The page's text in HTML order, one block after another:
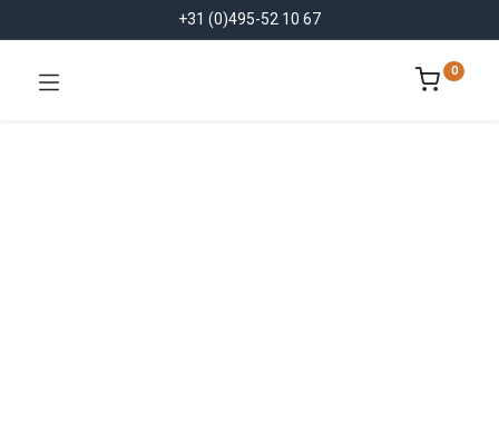
+31 (0)495-52 10 67
0